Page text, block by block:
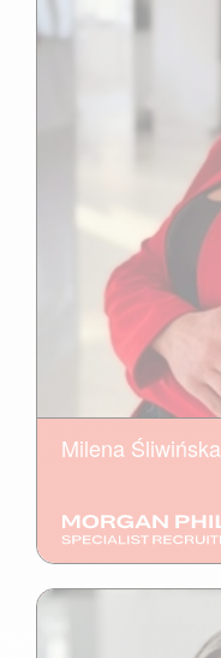
Milena Śliwińska